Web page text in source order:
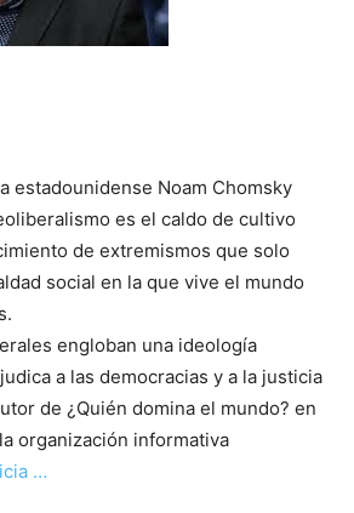
estadounidense Noam Chomsky
es el caldo de cultivo
de extremismos que solo
social en la que vive el mundo
engloban una ideología
a las democracias y a la justicia
de ¿Quién domina el mundo? en
organización informativa
…